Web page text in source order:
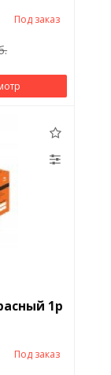
Под заказ
1р
Под заказ